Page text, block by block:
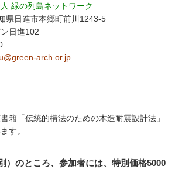
緑の列島ネットワーク
日進市本郷町前川1243-5
日進102
arch.or.jp
籍「伝統的構法のための木造耐震設計法」
す。
）のところ、参加者には、特別価格5000